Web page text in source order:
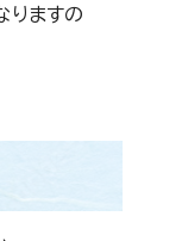
りますの